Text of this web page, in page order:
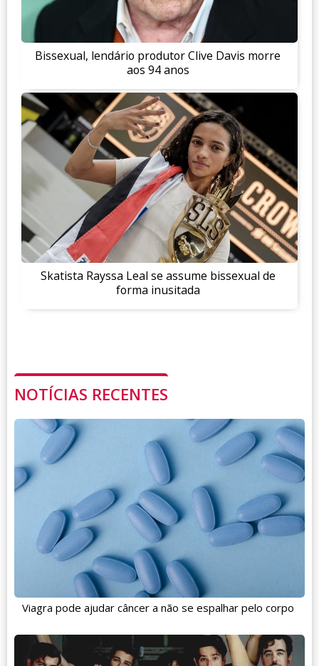
Bissexual, lendário produtor Clive Davis morre
aos 94 anos
Skatista Rayssa Leal se assume bissexual de
forma inusitada
NOTÍCIAS RECENTES
Viagra pode ajudar câncer a não se espalhar pelo corpo